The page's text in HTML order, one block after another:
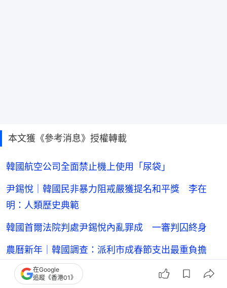
本文獲《參考消息》授權轉載
韓國航空公司全面禁止機上使用「尿袋」
尹錫悅｜韓國民非暴力阻戒嚴獲提名和平獎 李在
明：人類歷史典範
韓國首爾法院判處尹錫悅內亂罪成 一審判囚終身
農曆新年｜韓國調查：派利市成春節支出最重負擔
在Google
追蹤《香港01》